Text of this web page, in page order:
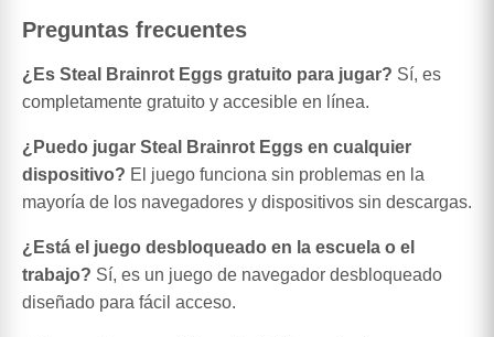
Preguntas frecuentes
¿Es Steal Brainrot Eggs gratuito para jugar? Sí, es
completamente gratuito y accesible en línea.
¿Puedo jugar Steal Brainrot Eggs en cualquier
dispositivo? El juego funciona sin problemas en la
mayoría de los navegadores y dispositivos sin descargas.
¿Está el juego desbloqueado en la escuela o el
trabajo? Sí, es un juego de navegador desbloqueado
diseñado para fácil acceso.